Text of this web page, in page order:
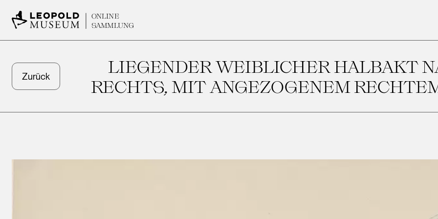
ONLINE
SAMMLUNG
Zurück
LIEGENDER WEIBLICHER HALBAKT
RECHTS, MIT ANGEZOGENEM